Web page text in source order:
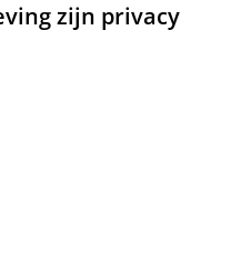
zijn privacy